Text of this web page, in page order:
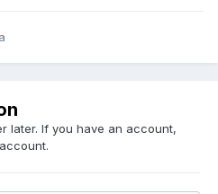
later. If you have an account,